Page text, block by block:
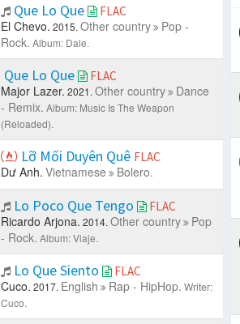
Que Lo Que
FLAC
El Chevo. 2015. Other country
Pop -
Rock. Album: Dale.
Que Lo Que FLAC
Major Lazer. 2021. Other country
Dance
- Remix. Album: Music Is The Weapon
(Reloaded).
Lỡ Mối Duyên Quê FLAC
Dư Anh. Vietnamese Bolero.
Lo Poco Que Tengo FLAC
Ricardo Arjona. 2014. Other country
Pop
- Rock. Album: Viaje.
Lo Que Siento FLAC
Cuco. 2017. English Rap - HipHop. Writer:
Cuco.